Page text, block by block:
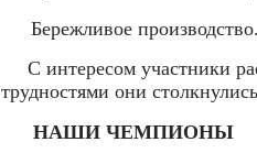
Бережливое производство.
С интересом участники
трудностями они
НАШИ ЧЕМПИОНЫ